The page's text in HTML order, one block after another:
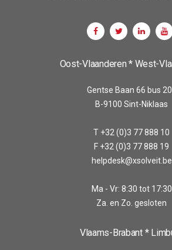
Oost-Vlaanderen * West-
Gentse Baan 66 bus
B-9100 Sint-Niklaas
T +32 (0)3 77 888 10
F +32 (0)3 77 888 19
helpdesk@xsolveit.be
Ma - Vr: 8:30 tot 17:30
Za. en Zo. gesloten
Vlaams-Brabant *